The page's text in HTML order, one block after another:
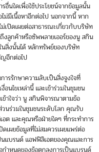
อื่นใดเพื่อใช้ประโยชน์จากข้อมูลนั้น
ม่มีเนื้อหาอีกต่อไป นอกจากนี้ หาก
เปิดเผยต่อสาธารณะเกี่ยวกับบริษัท
ลูกค้าหรือซัพพลายเออร์ของนู สกิน
สิ่งนั้นได้ หลักทรัพย์ของบริษัท
ญอีกต่อไป
รักษาความลับเป็นสิ่งจูงใจที่
นไขเหล่านี้ และเข้าร่วมในชุมชน
ข้าใจว่า นู สกินพิจารณาตามข้อ
นร่วมในชุมชนระดับโลก คุณรับ
ต และคุณหรือฝ่ายใดๆ ที่กระทำการ
เผยข้อมูลที่ไม่สมควรเผยแพร่ต่อ
แบรนด์ แอฟฟิลิเอตของคุณและการ
ำหนดของข้อตกลงการเป็นแบรนด์